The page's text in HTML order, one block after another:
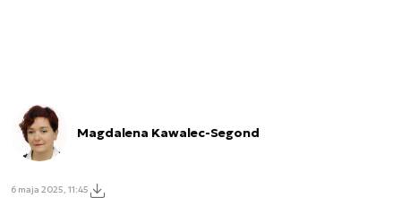
Magdalena Kawalec-Segond
6 maja 2025, 11:45